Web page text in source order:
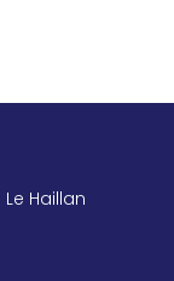
Le Haillan